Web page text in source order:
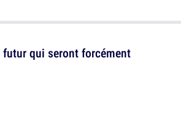
qui seront forcément